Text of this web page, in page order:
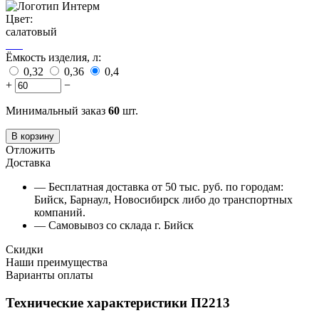
Цвет:
салатовый
Ёмкость изделия, л:
0,32
0,36
0,4
+
−
Минимальный заказ 60 шт.
В корзину
Отложить
Доставка
— Бесплатная доставка от 50 тыс. руб. по городам:
Бийск, Барнаул, Новосибирск либо до транспортных
компаний.
— Самовывоз со склада г. Бийск
Скидки
Наши преимущества
Варианты оплаты
Технические характеристики П2213